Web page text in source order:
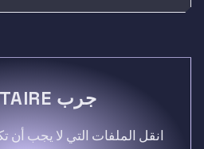
جرب VAULTAIRE
انقل الملفات التي لا يجب